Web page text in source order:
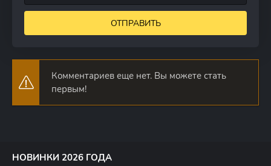
ОТПРАВИТЬ
Комментариев еще нет. Вы можете стать
первым!
НОВИНКИ 2026 ГОДА